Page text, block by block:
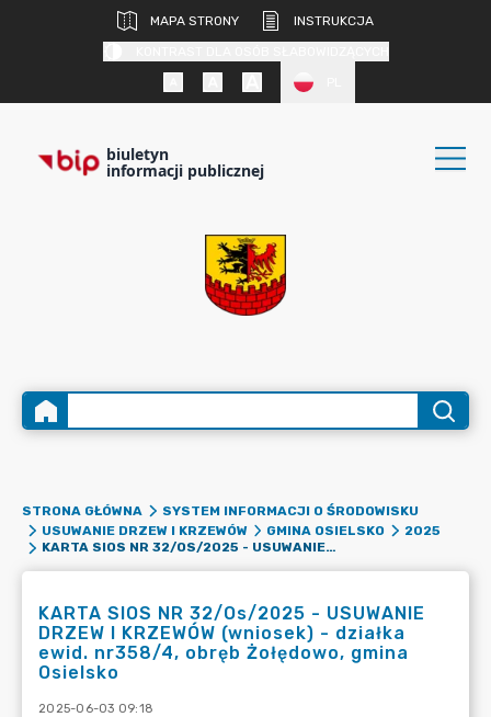
MAPA STRONY
INSTRUKCJA
biuletyn
informacji publicznej
STRONA GŁÓWNA
SYSTEM INFORMACJI O ŚRODOWISKU
USUWANIE DRZEW I KRZEWÓW
GMINA OSIELSKO
2025
KARTA SIOS NR 32/OS/2025 - USUWANIE DRZEW I KRZEWÓW (WNIOSEK) - DZIAŁKA EWID. NR358/4, OBRĘB ŻOŁĘDOWO, GMINA OSIELSKO
KARTA SIOS NR 32/Os/2025 - USUWANIE
DRZEW I KRZEWÓW (wniosek) - działka
ewid. nr358/4, obręb Żołędowo, gmina
Osielsko
2025-06-03 09:18